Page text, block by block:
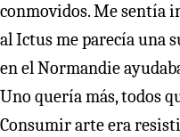
conmovidos. Me sentía
al Ictus me parecía una
en el Normandie
Uno quería más, todos
Consumir arte era